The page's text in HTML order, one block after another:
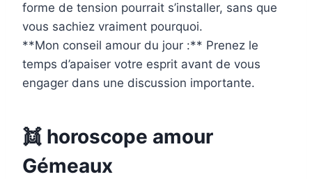
forme de tension pourrait s’installer, sans que
vous sachiez vraiment pourquoi.
**Mon conseil amour du jour :** Prenez le
temps d’apaiser votre esprit avant de vous
engager dans une discussion importante.
👯 horoscope amour
Gémeaux